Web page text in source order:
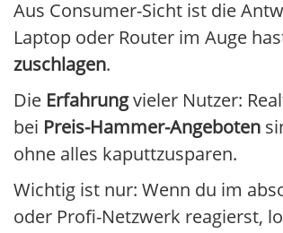
Aus Consumer-Sicht ist die
Laptop oder Router im Auge
zuschlagen.
Die Erfahrungvieler Nutzer:
bei Preis-Hammer-Angeboten
ohne alles kaputtzusparen.
Wichtig ist nur: Wenn du im
oder Profi-Netzwerk reagierst,